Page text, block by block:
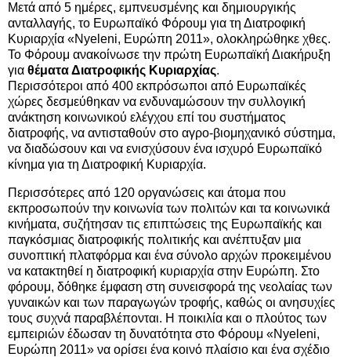
Μετά από 5 ημέρες, εμπνευσμένης και δημιουργικής
ανταλλαγής, το Ευρωπαϊκό Φόρουμ για τη Διατροφική
Κυριαρχία «Νyeleni, Ευρώπη 2011», ολοκληρώθηκε χθες.
Το Φόρουμ ανακοίνωσε την πρώτη Ευρωπαϊκή Διακήρυξη
για θέματα Διατροφικής Κυριαρχίας.
Περισσότεροι από 400 εκπρόσωποι από Ευρωπαϊκές
χώρες δεσμεύθηκαν να ενδυναμώσουν την συλλογική
ανάκτηση κοινωνικού ελέγχου επί του συστήματος
διατροφής, να αντισταθούν στο αγρο-βιομηχανικό σύστημα,
να διαδώσουν και να ενισχύσουν ένα ισχυρό Ευρωπαϊκό
κίνημα για τη Διατροφική Κυριαρχία.
Περισσότερες από 120 οργανώσεις και άτομα που
εκπροσωπούν την κοινωνία των πολιτών και τα κοινωνικά
κινήματα, συζήτησαν τις επιπτώσεις της Ευρωπαϊκής και
παγκόσμιας διατροφικής πολιτικής και ανέπτυξαν μια
συνοπτική πλατφόρμα και ένα σύνολο αρχών προκειμένου
να κατακτηθεί η διατροφική κυριαρχία στην Ευρώπη. Στο
φόρουμ, δόθηκε έμφαση στη συνεισφορά της νεολαίας των
γυναικών και των παραγωγών τροφής, καθώς οι ανησυχίες
τους συχνά παραβλέπονται. Η ποικιλία και ο πλούτος των
εμπειριών έδωσαν τη δυνατότητα στο Φόρουμ «Nyeleni,
Ευρώπη 2011» να ορίσει ένα κοινό πλαίσιο και ένα σχέδιο